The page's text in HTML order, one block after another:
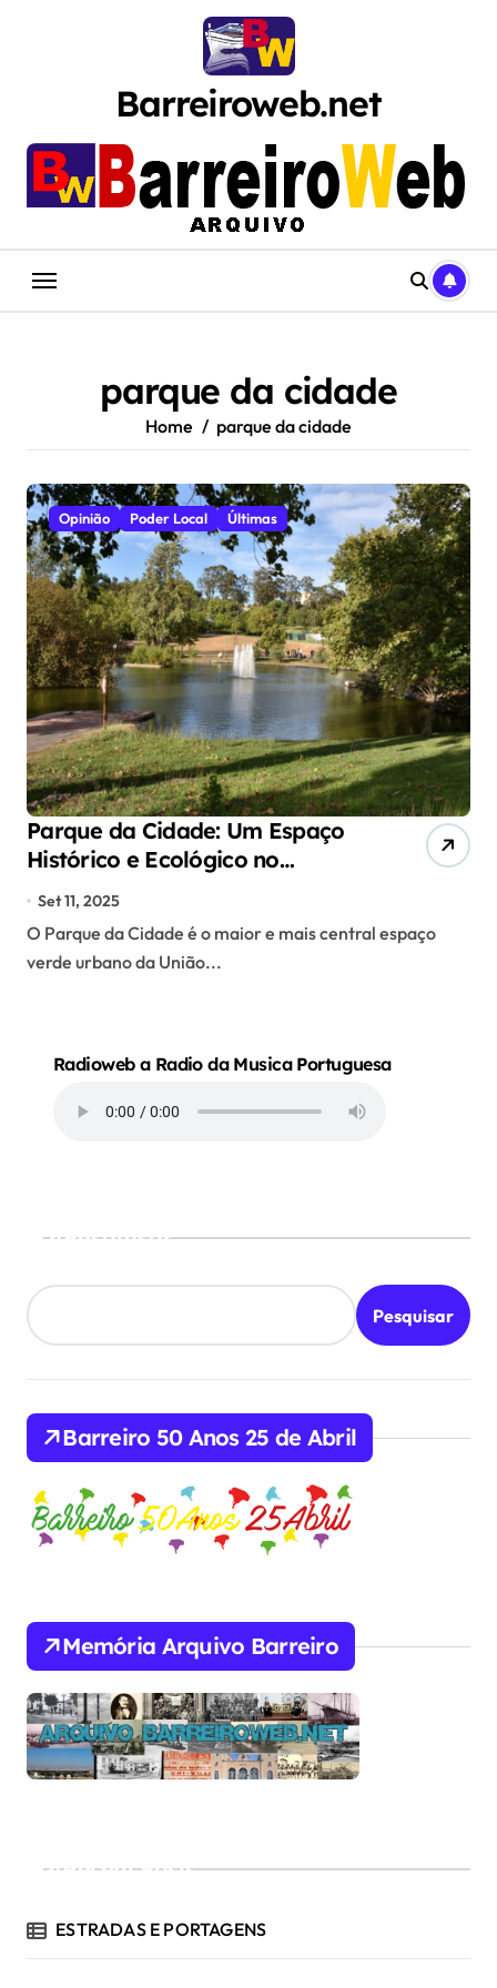
Barreiroweb.net
parque da cidade
Home parque da cidade
Opinião Poder Local Últimas
Parque da Cidade: Um Espaço
Histórico e Ecológico no
Set 11, 2025
O Parque da Cidade é o maior e mais central espaço
verde urbano da União...
Radioweb a Radio da Musica Portuguesa
Pesquisar
Pesquisar
Barreiro 50 Anos 25 de Abril
Memória Arquivo Barreiro
Recent Posts
ESTRADAS E PORTAGENS